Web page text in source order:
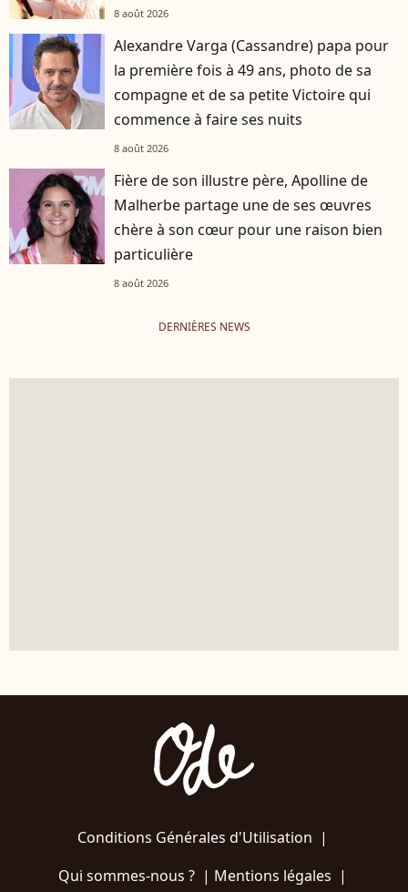
8 août 2026
Alexandre Varga (Cassandre) papa pour
la première fois à 49 ans, photo de sa
compagne et de sa petite Victoire qui
commence à faire ses nuits
8 août 2026
Fière de son illustre père, Apolline de
Malherbe partage une de ses œuvres
chère à son cœur pour une raison bien
particulière
8 août 2026
DERNIÈRES NEWS
Conditions Générales d'Utilisation |
Qui sommes-nous ?| Mentions légales |